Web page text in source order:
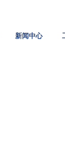
新闻中心